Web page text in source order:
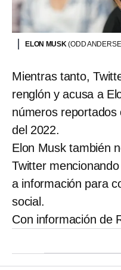
ELON MUSK(ODD
Mientras tanto,
renglón y acusa a
números
del 2022.
Elon Musk también
Twitter
a información para
social.
Con información de